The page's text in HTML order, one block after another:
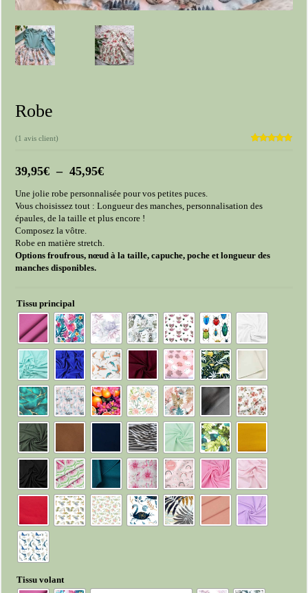
Robe
(1 avis client)
39,95€ – 45,95€Plage
prix :
39,95€
à
Une jolie robe personnalisée pour vos petites puces.
Vous choisissez tout : Longueur des manches, personnalisation des
épaules, de la taille et plus encore !
Composez la vôtre.
Robe en matière stretch.
Options froufrous, nœud à la taille, capuche, poche et longueur des
manches disponibles.
Tissu principal
Tissu volant